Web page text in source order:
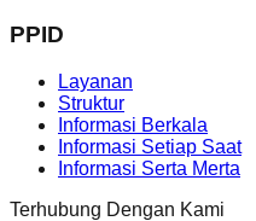
PPID
Layanan
Struktur
Informasi Berkala
Informasi Setiap Saat
Informasi Serta Merta
Terhubung Dengan Kami